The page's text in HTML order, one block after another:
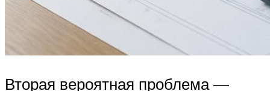
Вторая вероятная проблема —